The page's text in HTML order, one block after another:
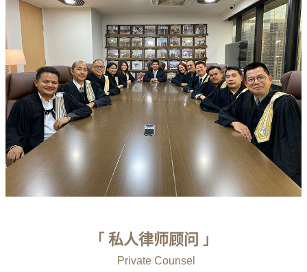
「 私人律师顾问 」
Private Counsel